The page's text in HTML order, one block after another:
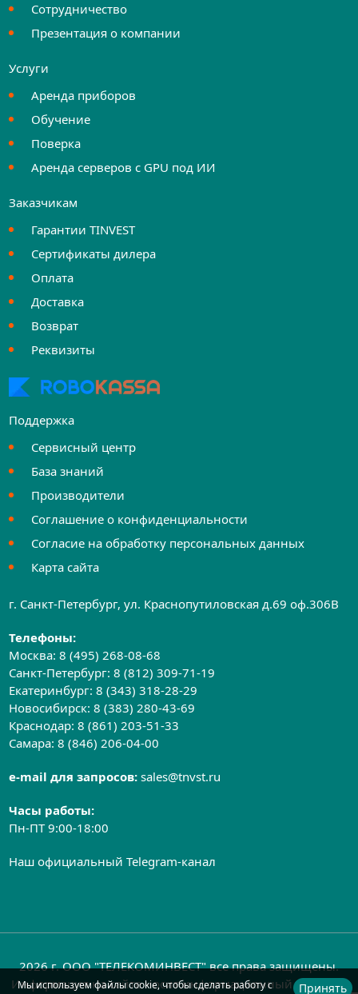
Сотрудничество
Презентация о компании
Услуги
Аренда приборов
Обучение
Поверка
Аренда серверов с GPU под ИИ
Заказчикам
Гарантии TINVEST
Сертификаты дилера
Оплата
Доставка
Возврат
Реквизиты
Поддержка
Сервисный центр
База знаний
Производители
Соглашение о конфиденциальности
Согласие на обработку персональных данных
Карта сайта
г. Санкт-Петербург, ул. Краснопутиловская д.69 оф.306B
Телефоны:
Москва:8 (495) 268-08-68
Санкт-Петербург:8 (812) 309-71-19
Екатеринбург:8 (343) 318-28-29
Новосибирск:8 (383) 280-43-69
Краснодар:8 (861) 203-51-33
Самара:8 (846) 206-04-00
e-mail для запросов:sales@tnvst.ru
Часы работы:
Пн-ПТ 9:00-18:00
Наш официальный Telegram-канал
2026 г. ООО "ТЕЛЕКОМИНВЕСТ" все права защищены.
Информация на сайте носит информационный характер
Мы используем файлы cookie, чтобы сделать работу с
Принять